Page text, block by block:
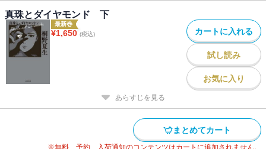
真珠とダイヤモンド 下
最新巻
¥1,650 (税込) カートに入れる
試し読み
お気に入り
あらすじを見る
まとめてカート
※無料、予約、入荷通知のコンテンツはカートに追加されません。